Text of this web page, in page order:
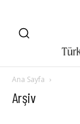
Ana Sayfa
Arşiv